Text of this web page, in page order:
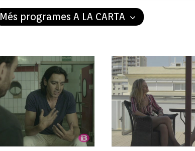
Més programes A LA CARTA